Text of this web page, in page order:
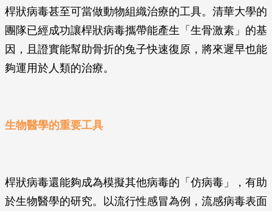
桿狀病毒甚至可當做動物組織治療的工具。清華大學的
團隊已經成功讓桿狀病毒攜帶能產生「生骨激素」的基
因，且證實能幫助骨折的兔子快速復原，將來遲早也能
夠運用於人類的治療。
生物醫學的重要工具
桿狀病毒還能夠成為模擬其他病毒的「仿病毒」，有助
於生物醫學的研究。以流行性感冒為例，流感病毒表面